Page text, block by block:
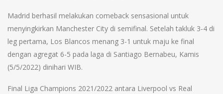
Madrid berhasil melakukan comeback sensasional untuk
menyingkirkan Manchester City di semifinal. Setelah takluk 3-4 di
leg pertama, Los Blancos menang 3-1 untuk maju ke final
dengan agregat 6-5 pada laga di Santiago Bernabeu, Kamis
(5/5/2022) dinihari WIB.
Final Liga Champions 2021/2022 antara Liverpool vs Real